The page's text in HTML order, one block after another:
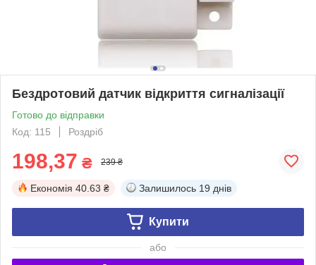
Бездротовий датчик відкриття сигналізації
Готово до відправки
Код: 115
Роздріб
198,37 ₴ 239 ₴
Економія 40.63 ₴ Залишилось 19 днів
Купити
або